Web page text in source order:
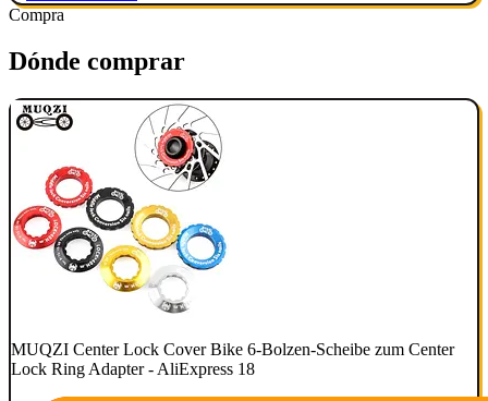
Compra
Dónde comprar
MUQZI Center Lock Cover Bike 6-Bolzen-Scheibe zum Center
Lock Ring Adapter - AliExpress 18